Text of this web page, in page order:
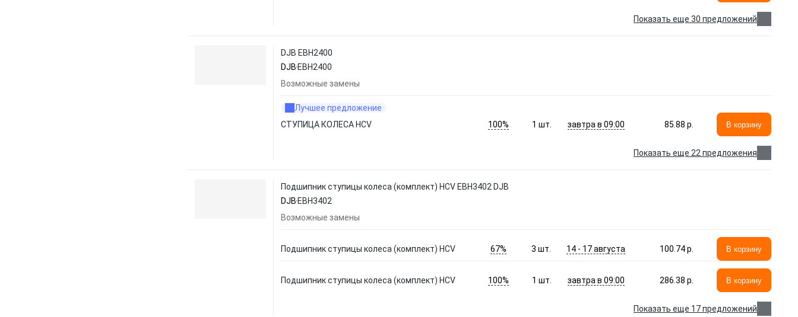
Показать еще 30 предложений
DJB EBH2400
DJB EBH2400
Возможные замены
Лучшее предложение
СТУПИЦА КОЛЕСА HCV
100% 1шт. завтра в 09:00 85.88 p. В корзину
Показать еще 22 предложения
Подшипник ступицы колеса (комплект) HCV EBH3402 DJB
DJB EBH3402
Возможные замены
Подшипник ступицы колеса (комплект) HCV 67% 3 шт. 14 - 17 августа 100.74 p. В корзину
Подшипник ступицы колеса (комплект) HCV 100% 1шт. завтра в 09:00 286.38 p. В корзину
Показать еще 17 предложений